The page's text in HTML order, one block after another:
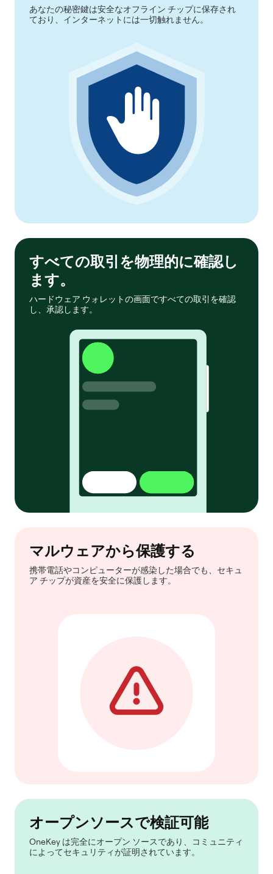
あなたの秘密鍵は安全なオフライン チップに保存され
ており、インターネットには一切触れません。
すべての取引を物理的に確認し
ます。
ハードウェア ウォレットの画面ですべての取引を確認
し、承認します。
マルウェアから保護する
携帯電話やコンピューターが感染した場合でも、セキュ
ア チップが資産を安全に保護します。
オープンソースで検証可能
OneKey は完全にオープン ソースであり、コミュニティ
によってセキュリティが証明されています。